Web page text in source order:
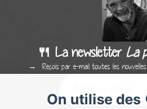
On utilise des
🍴 La newsletter La
Reçois par e-mail toutes les